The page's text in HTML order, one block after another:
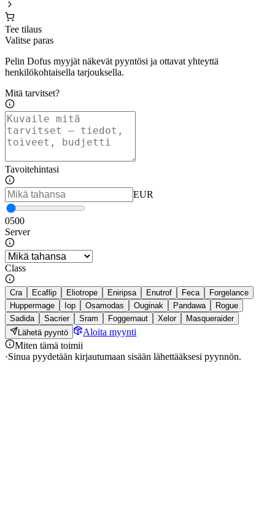
Tee tilaus
Valitse paras
Pelin Dofus myyjät näkevät pyyntösi ja ottavat yhteyttä
henkilökohtaisella tarjouksella.
Mitä tarvitset?
Tavoitehintasi
EUR
0500
Server
Class
Cra Ecaflip Eliotrope Eniripsa Enutrof Feca
Forgelance
Huppermage
Iop Osamodas Ouginak Pandawa
Rogue
Sadida
Sacrier Sram Foggernaut Xelor
Masqueraider
Lähetä pyyntö
Aloita myynti
Miten tämä toimii
·Sinua pyydetään kirjautumaan sisään lähettääksesi pyynnön.